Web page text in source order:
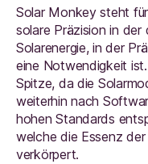
Solar Monkey steht
solare Präzision in der
Solarenergie, in der
eine Notwendigkeit
Spitze, da die
weiterhin nach
hohen Standards
welche die Essenz
verkörpert.